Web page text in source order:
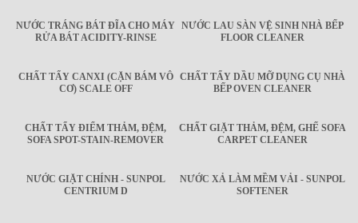
NƯỚC TRÁNG BÁT ĐĨA CHO MÁY
RỬA BÁT ACIDITY-RINSE
NƯỚC LAU SÀN VỆ SINH NHÀ BẾP
FLOOR CLEANER
CHẤT TẨY CANXI (CẶN BÁM VÔ
CƠ) SCALE OFF
CHẤT TẨY DẦU MỠ DỤNG CỤ NHÀ
BẾP OVEN CLEANER
CHẤT TẨY ĐIỂM THẢM, ĐỆM,
SOFA SPOT-STAIN-REMOVER
CHẤT GIẶT THẢM, ĐỆM, GHẾ SOFA
CARPET CLEANER
NƯỚC GIẶT CHÍNH - SUNPOL
CENTRIUM D
NƯỚC XẢ LÀM MỀM VẢI - SUNPOL
SOFTENER